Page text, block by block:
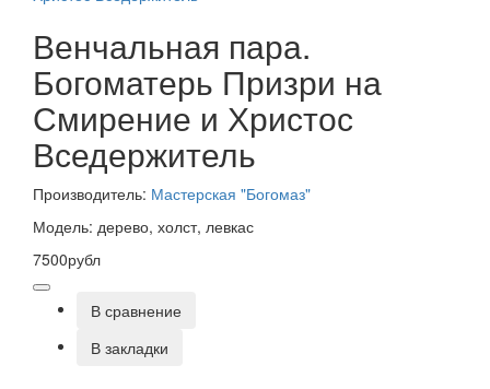
Венчальная пара.
Богоматерь Призри на
Смирение и Христос
Вседержитель
Производитель: Мастерская "Богомаз"
Модель: дерево, холст, левкас
7500рубл
В сравнение
В закладки